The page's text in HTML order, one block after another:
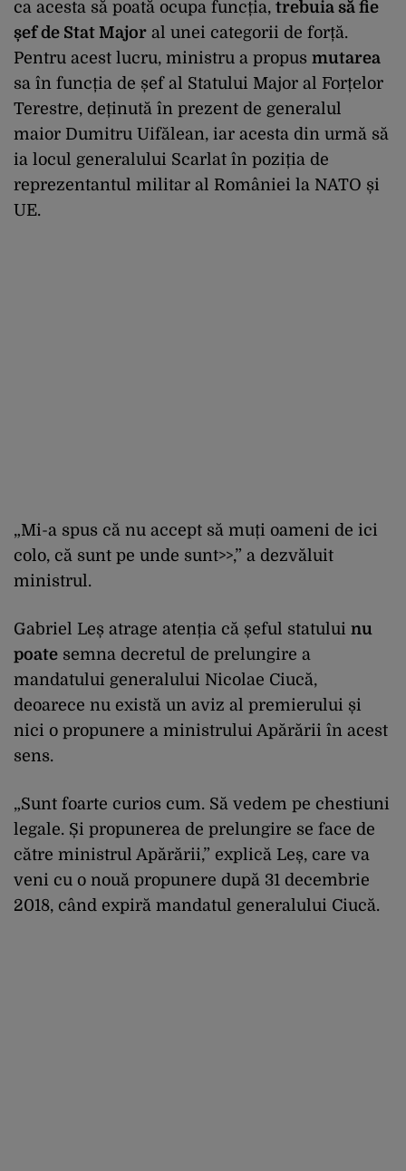
ca acesta să poată ocupa funcția, trebuia să fie
șef de Stat Major al unei categorii de forță.
Pentru acest lucru, ministru a propus mutarea
sa în funcția de șef al Statului Major al Forțelor
Terestre, deținută în prezent de generalul
maior Dumitru Uifălean, iar acesta din urmă să
ia locul generalului Scarlat în poziția de
reprezentantul militar al României la NATO și
UE.
„Mi-a spus că nu accept să muți oameni de ici
colo, că sunt pe unde sunt>>,” a dezvăluit
ministrul.
Gabriel Leș atrage atenția că șeful statului nu
poate semna decretul de prelungire a
mandatului generalului Nicolae Ciucă,
deoarece nu există un aviz al premierului și
nici o propunere a ministrului Apărării în acest
sens.
„Sunt foarte curios cum. Să vedem pe chestiuni
legale. Și propunerea de prelungire se face de
către ministrul Apărării,” explică Leș, care va
veni cu o nouă propunere după 31 decembrie
2018, când expiră mandatul generalului Ciucă.